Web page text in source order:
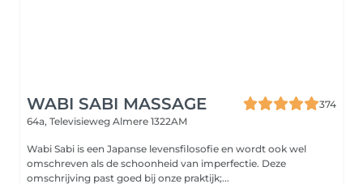
WABI SABI MASSAGE
374
64a, Televisieweg Almere 1322AM
Wabi Sabi is een Japanse levensfilosofie en wordt ook wel
omschreven als de schoonheid van imperfectie. Deze
omschrijving past goed bij onze praktijk;...